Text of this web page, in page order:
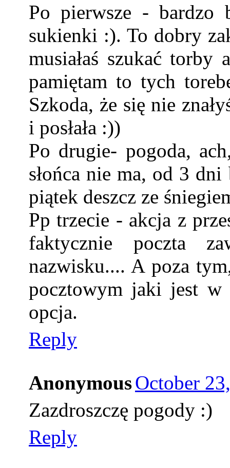
Po pierwsze - bardzo
sukienki :). To dobry
musiałaś szukać
pamiętam to tych
Szkoda, że się nie
i posłała :))
Po drugie- pogoda,
słońca nie ma, od 3
piątek deszcz ze
Pp trzecie - akcja z
faktycznie poczta
nazwisku.... A poza
pocztowym jaki jest w
opcja.
Reply
AnonymousOctober
Zazdroszczę pogody :)
Reply